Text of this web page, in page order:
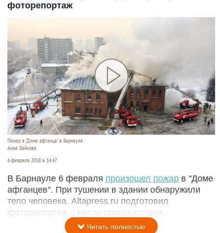
фоторепортаж
Пожар в "Доме афганца" в Барнауле.
Анна Зайкова
6 февраля 2018 в 14:47
В Барнауле 6 февраля произошел пожар в "Доме
афганцев". При тушении в здании обнаружили
тело человека. Altapress.ru подготовил
фоторепортаж с места происшествия.
Читать полностью